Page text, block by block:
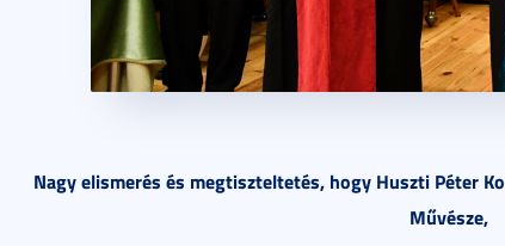
Nagy elismerés és megtiszteltetés, hogy Huszti Péter
Művésze,